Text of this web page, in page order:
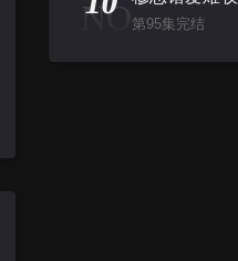
NO 第95集完结